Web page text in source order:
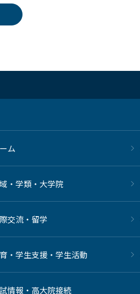
ム
・学類・大学院
交流・留学
・学生支援・学生活動
情報・高大院接続